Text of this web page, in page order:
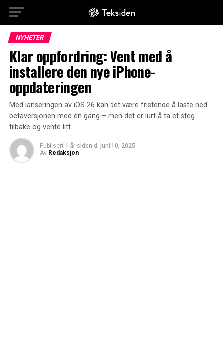
NYHETER
Klar oppfordring: Vent med å
installere den nye iPhone-
oppdateringen
Med lanseringen av iOS 26 kan det være fristende å laste ned
betaversjonen med én gang – men det er lurt å ta et steg
tilbake og vente litt.
Publisert 1 år siden d. juni 10, 2025
Av Redaksjon